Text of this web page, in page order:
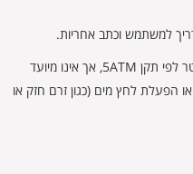
למשתמש וכתב אחריות.
* המוצר עמיד במים בעומק של עד 50 מטר לפי תקן 5ATM, אך אינו מיועד
הפעלת לחץ מים (כגון זרם חזק או